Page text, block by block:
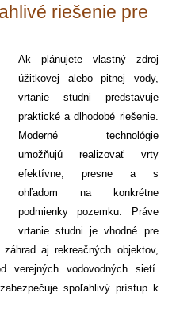
riešenie pre
Ak plánujete vlastný zdroj
úžitkovej alebo pitnej vody,
vrtanie studni predstavuje
praktické a dlhodobé riešenie.
Moderné technológie
umožňujú realizovať vrty
efektívne, presne a s
ohľadom na konkrétne
podmienky pozemku. Práve
vrtanie studni je vhodné pre
aj rekreačných objektov,
vodovodných sietí.
spoľahlivý prístup k